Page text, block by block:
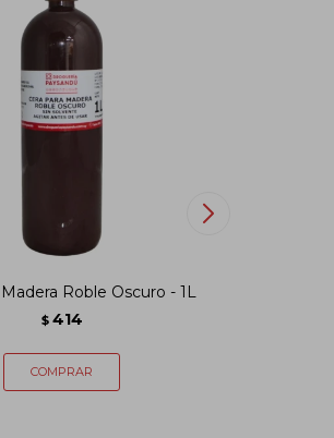
Madera Roble Oscuro - 1L
$ 414